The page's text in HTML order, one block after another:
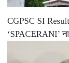
CGPSC SI
‘SPACERANI’